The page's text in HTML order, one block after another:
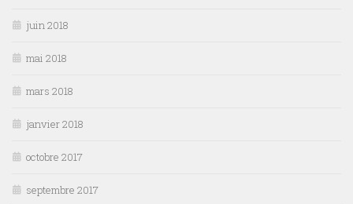
juin 2018
mai 2018
mars 2018
janvier 2018
octobre 2017
septembre 2017